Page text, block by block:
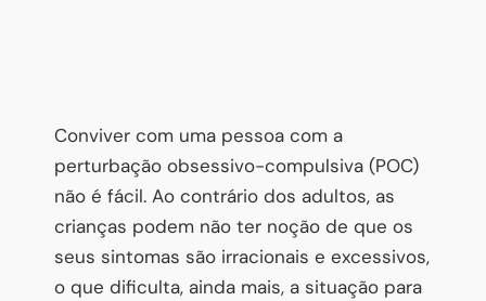
Conviver com uma pessoa com a
perturbação obsessivo-compulsiva (POC)
não é fácil. Ao contrário dos adultos, as
crianças podem não ter noção de que os
seus sintomas são irracionais e excessivos,
o que dificulta, ainda mais, a situação para